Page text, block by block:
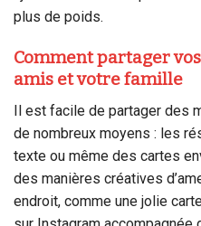
plus de poids.
Comment partager
amis et votre famille
Il est facile de partager des
de nombreux moyens : les
texte ou même des cartes
des manières créatives
endroit, comme une jolie